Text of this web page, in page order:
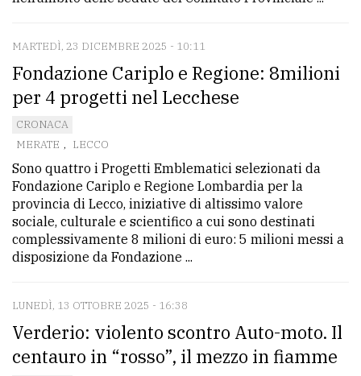
MARTEDÌ, 23 DICEMBRE 2025 - 10:11
Fondazione Cariplo e Regione: 8milioni
per 4 progetti nel Lecchese
CRONACA
MERATE , LECCO
Sono quattro i Progetti Emblematici selezionati da
Fondazione Cariplo e Regione Lombardia per la
provincia di Lecco, iniziative di altissimo valore
sociale, culturale e scientifico a cui sono destinati
complessivamente 8 milioni di euro: 5 milioni messi a
disposizione da Fondazione ...
LUNEDÌ, 13 OTTOBRE 2025 - 16:38
Verderio: violento scontro Auto-moto. Il
centauro in “rosso”, il mezzo in fiamme